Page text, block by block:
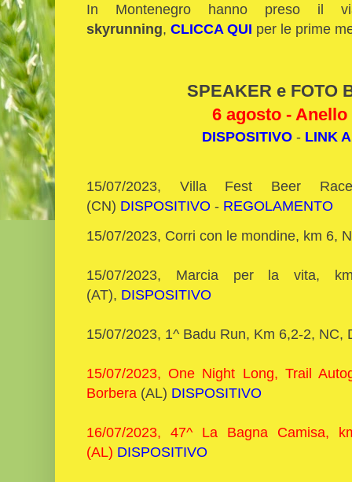
In Montenegro hanno preso
skyrunning, CLICCA QUI per le prime
SPEAKER e FOTO
6 agosto -
DISPOSITIVO - LINK
15/07/2023, Villa Fest Beer
(CN) DISPOSITIVO - REGOLAMENTO
15/07/2023, Corri con le mondine, km 6,
15/07/2023, Marcia per la vita,
(AT), DISPOSITIVO
15/07/2023, 1^ Badu Run, Km 6,2-2,
15/07/2023, One Night Long, Trail
Borbera (AL) DISPOSITIVO
16/07/2023, 47^ La Bagna Camisa,
(AL) DISPOSITIVO